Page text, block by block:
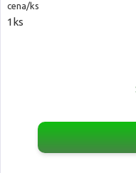
cena/ks
1ks